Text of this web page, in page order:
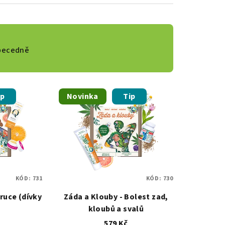
(dívky
KÓD: 731
Novinka Tip
Záda a Klouby - Bolest zad,
kloubů a svalů
KÓD: 730